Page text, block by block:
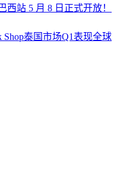
西站 5 月 8 日正式开放！
泰国市场Q1表现全球